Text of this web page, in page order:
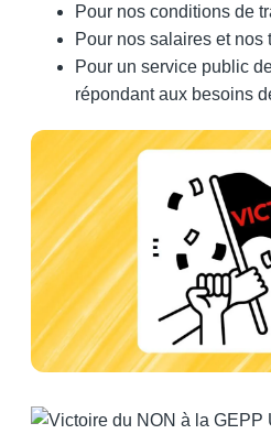
Pour nos conditions de
Pour nos salaires et nos
Pour un service public
répondant aux besoins